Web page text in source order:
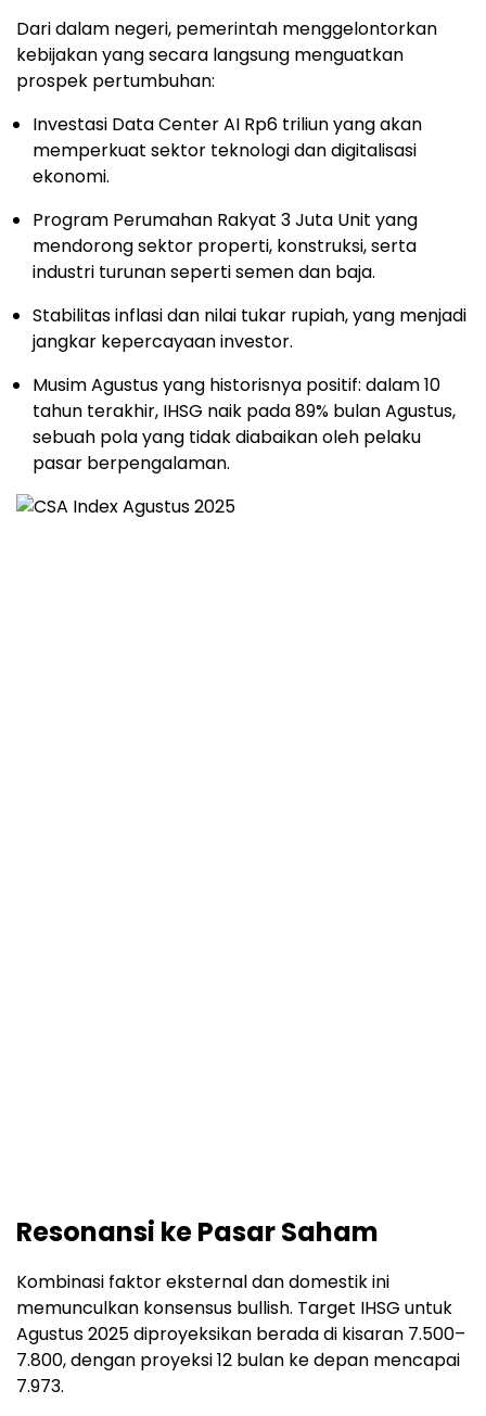
Dari dalam negeri, pemerintah menggelontorkan
kebijakan yang secara langsung menguatkan
prospek pertumbuhan:
Investasi Data Center AI Rp6 triliun yang akan
memperkuat sektor teknologi dan digitalisasi
ekonomi.
Program Perumahan Rakyat 3 Juta Unit yang
mendorong sektor properti, konstruksi, serta
industri turunan seperti semen dan baja.
Stabilitas inflasi dan nilai tukar rupiah, yang menjadi
jangkar kepercayaan investor.
Musim Agustus yang historisnya positif: dalam 10
tahun terakhir, IHSG naik pada 89% bulan Agustus,
sebuah pola yang tidak diabaikan oleh pelaku
pasar berpengalaman.
Resonansi ke Pasar Saham
Kombinasi faktor eksternal dan domestik ini
memunculkan konsensus bullish. Target IHSG untuk
Agustus 2025 diproyeksikan berada di kisaran 7.500–
7.800, dengan proyeksi 12 bulan ke depan mencapai
7.973.